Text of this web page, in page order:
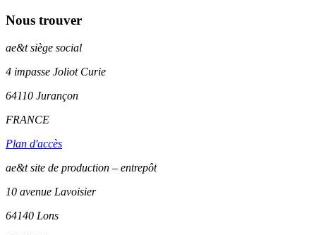
Nous trouver
ae&tsiège social
4 impasse Joliot Curie
64110 Jurançon
FRANCE
Plan d'accès
ae&t site de production – entrepôt
10 avenue Lavoisier
64140 Lons